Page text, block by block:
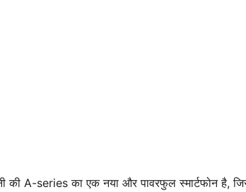
A-series का एक नया और पावरफुल स्मार्टफोन है,